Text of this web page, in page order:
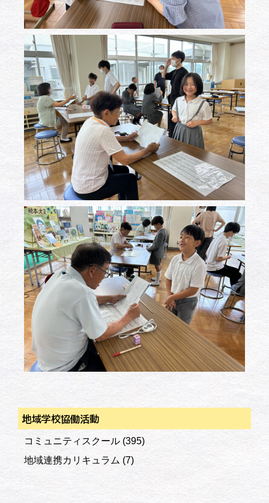
地域学校協働活動
コミュニティスクール (395)
地域連携カリキュラム (7)